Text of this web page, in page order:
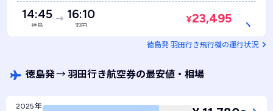
14:45
徳島
16:10
羽田
¥23,495
空席あり
徳島発 羽田行き飛行機の運行状況
徳島発→羽田行き航空券の最安値・相場
2025年